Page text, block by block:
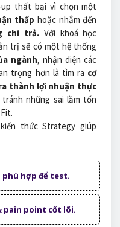
thất bại vì chọn một
thấp hoặc nhắm đến
chi trả. Với khoá học
trị sẽ có một hệ thống
ngành, nhận diện các
trọng hơn là tìm ra cơ
thành lợi nhuận thực
những sai lầm tốn
thức Strategy giúp
phù hợp để test.
pain point cốt lõi.